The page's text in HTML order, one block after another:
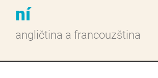
ní
angličtina a francouzština